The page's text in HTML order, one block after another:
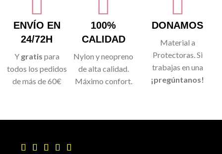
ENVÍO EN
24/72H
Y gratis para
todos los pedidos
de más de 60€
100%
CALIDAD
Nylon y neopreno
de alta calidad.
Máximo confort.
DONAMOS
Material a
Protectoras. Si
trabajas en una
¡pregúntanos!
    